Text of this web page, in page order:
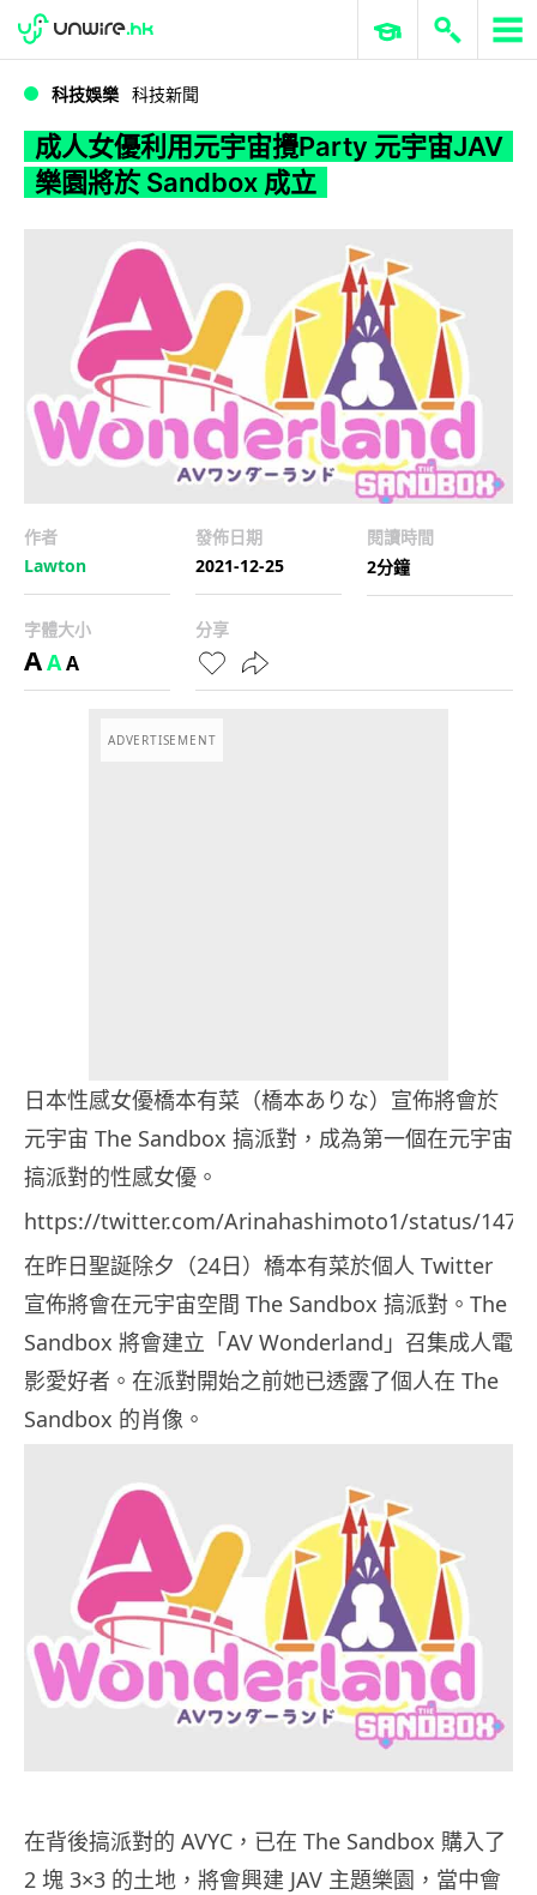
WWDC 2026 ERP 與商業 AI
科技娛樂 科技新聞
成人女優利用元宇宙攪Party 元宇宙JAV
樂園將於 Sandbox 成立
作者
Lawton
發佈日期
2021-12-25
閱讀時間
2分鐘
字體大小
AAA
分享
ADVERTISEMENT
日本性感女優橋本有菜（橋本ありな）宣佈將會於
元宇宙 The Sandbox 搞派對，成為第一個在元宇宙
搞派對的性感女優。
https://twitter.com/Arinahashimoto1/status/
在昨日聖誕除夕（24日）橋本有菜於個人 Twitter
宣佈將會在元宇宙空間 The Sandbox 搞派對。The
Sandbox 將會建立「AV Wonderland」召集成人電
影愛好者。在派對開始之前她已透露了個人在 The
Sandbox 的肖像。
在背後搞派對的 AVYC，已在 The Sandbox 購入了
2 塊 3×3 的土地，將會興建 JAV 主題樂園，當中會